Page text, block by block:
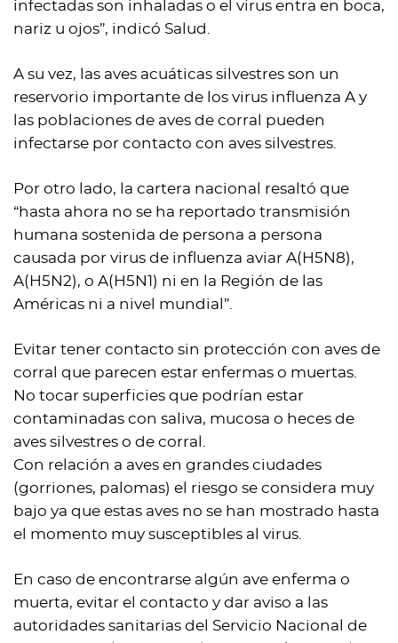
infectadas son inhaladas o el virus entra en boca,
nariz u ojos”, indicó Salud.
A su vez, las aves acuáticas silvestres son un
reservorio importante de los virus influenza A y
las poblaciones de aves de corral pueden
infectarse por contacto con aves silvestres.
Por otro lado, la cartera nacional resaltó que
“hasta ahora no se ha reportado transmisión
humana sostenida de persona a persona
causada por virus de influenza aviar A(H5N8),
A(H5N2), o A(H5N1) ni en la Región de las
Américas ni a nivel mundial”.
Evitar tener contacto sin protección con aves de
corral que parecen estar enfermas o muertas.
No tocar superficies que podrían estar
contaminadas con saliva, mucosa o heces de
aves silvestres o de corral.
Con relación a aves en grandes ciudades
(gorriones, palomas) el riesgo se considera muy
bajo ya que estas aves no se han mostrado hasta
el momento muy susceptibles al virus.
En caso de encontrarse algún ave enferma o
muerta, evitar el contacto y dar aviso a las
autoridades sanitarias del Servicio Nacional de